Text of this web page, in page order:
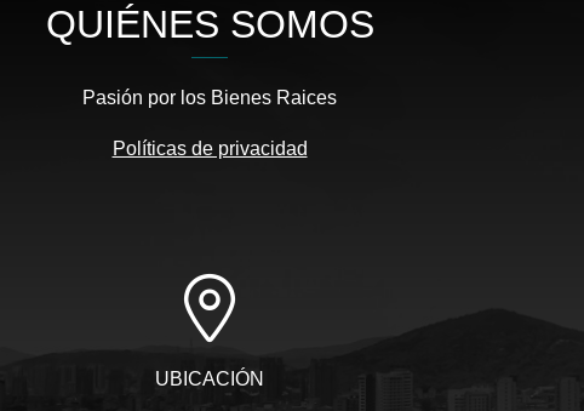
QUIÉNES SOMOS
Pasión por los Bienes Raices
Políticas de privacidad
UBICACIÓN